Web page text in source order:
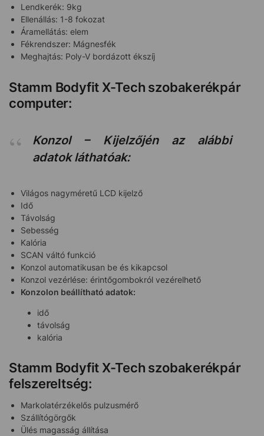
Lendkerék: 9kg
Ellenállás: 1-8 fokozat
Áramellátás: elem
Fékrendszer: Mágnesfék
Meghajtás: Poly-V bordázott ékszíj
Stamm Bodyfit X-Tech szobakerékpár
computer:
Konzol – Kijelzőjén az alábbi
adatok láthatóak:
Világos nagyméretű LCD kijelző
Idő
Távolság
Sebesség
Kalória
SCAN váltó funkció
Konzol automatikusan be és kikapcsol
Konzol vezérlése: érintőgombokról vezérelhető
Konzolon beállítható adatok:
idő
távolság
kalória
Stamm Bodyfit X-Tech szobakerékpár
felszereltség:
Markolatérzékelős pulzusmérő
Szállítógörgők
Ülés magasság állítása